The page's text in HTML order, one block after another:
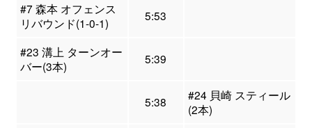
#7 森本 オフェンス
リバウンド(1-0-1)
5:53
#23 溝上 ターンオー
バー(3本)
5:39
5:38
#24 貝崎 スティール
(2本)